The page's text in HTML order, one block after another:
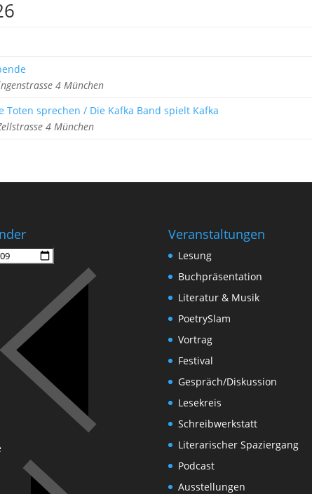
4 München
Toten sprechen / Die Kafka Band spielt Kafka
4 München
Veranstaltungen
Lesung
Buchpräsentation
Literatur & Musik
PoetrySlam
Vortrag
Festival
Gespräch/Diskussion
Lesekreis
Schreibwerkstatt
Literarischer Spaziergang
Podcast
Ausstellungen